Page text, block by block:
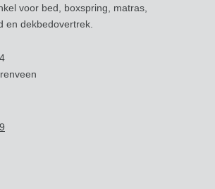
voor bed, boxspring, matras,
en dekbedovertrek.